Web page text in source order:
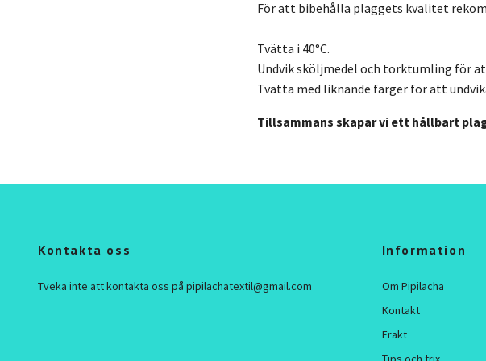
För att bibehålla plaggets kvalitet
Tvätta i 40°C.
Undvik sköljmedel och torktumling för
Tvätta med liknande färger för att
Tillsammans skapar vi ett hållbart
Kontakta oss
Tveka inte att kontakta oss på pipilachatextil@gmail.com
Information
Om Pipilacha
Kontakt
Frakt